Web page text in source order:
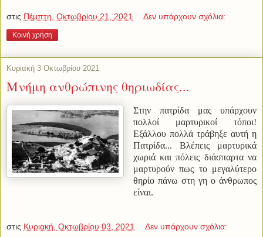
στις Πέμπτη, Οκτωβρίου 21, 2021 Δεν υπάρχουν σχόλια:
Κοινή χρήση
Κυριακή 3 Οκτωβρίου 2021
Μνήμη ανθρώπινης θηριωδίας...
Στην πατρίδα μας υπάρχουν
πολλοί μαρτυρικοί τόποι!
Εξάλλου πολλά τράβηξε αυτή η
Πατρίδα... Βλέπεις μαρτυρικά
χωριά και πόλεις διάσπαρτα να
μαρτυρούν πως το μεγαλύτερο
θηρίο πάνω στη γη ο άνθρωπος
είναι.
στις Κυριακή, Οκτωβρίου 03, 2021 Δεν υπάρχουν σχόλια: